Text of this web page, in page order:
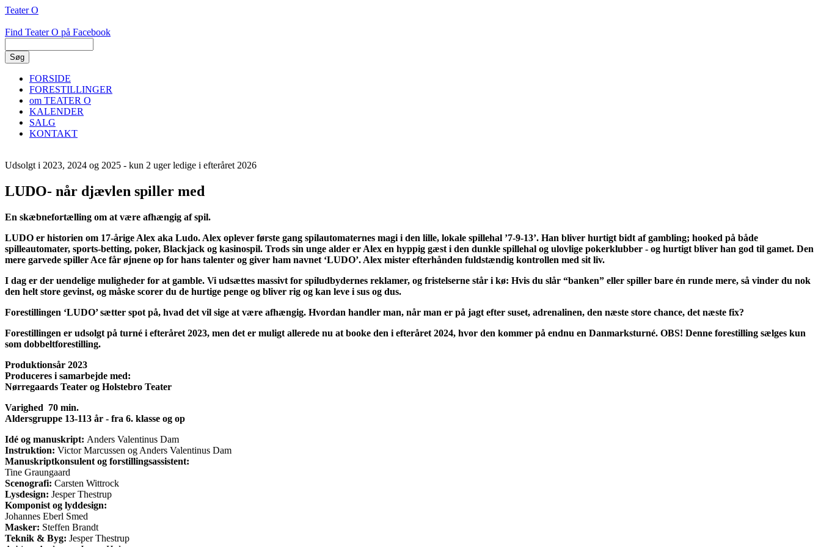
Gå
hovedindhold
Teater O
Find Teater O på Facebook
Primær
navigation
FORSIDE
FORESTILLINGER
om TEATER O
KALENDER
SALG
KONTAKT
Udsolgt i 2023, 2024 og 2025 - kun 2 uger ledige i efteråret 2026
LUDO- når djævlen spiller med
En skæbnefortælling om at være afhængig af spil.
LUDO er historien om 17-årige Alex aka Ludo. Alex oplever første gang spilautomaternes magi i den lille, lokale spillehal ’7-9-13’. Han bliver hurtigt bidt af gambling; hooked på både
spilleautomater, sports-betting, poker, Blackjack og kasinospil. Trods sin unge alder er Alex en hyppig gæst i den dunkle spillehal og ulovlige pokerklubber - og hurtigt bliver han god til gamet. Den
mere garvede spiller Ace får øjnene op for hans talenter og giver ham navnet ‘LUDO’. Alex mister efterhånden fuldstændig kontrollen med sit liv.
I dag er der uendelige muligheder for at gamble. Vi udsættes massivt for spiludbydernes reklamer, og fristelserne står i kø: Hvis du slår “banken” eller spiller bare én runde mere, så vinder du nok
den helt store gevinst, og måske scorer du de hurtige penge og bliver rig og kan leve i sus og dus.
Forestillingen ‘LUDO’ sætter spot på, hvad det vil sige at være afhængig. Hvordan handler man, når man er på jagt efter suset, adrenalinen, den næste store chance, det næste fix?
Forestillingen er udsolgt på turné i efteråret 2023, men det er muligt allerede nu at booke den i efteråret 2024, hvor den kommer på endnu en Danmarksturné. OBS! Denne forestilling sælges kun
som dobbeltforestilling.
Produktionsår 2023
Produceres i samarbejde med:
Nørregaards Teater og Holstebro Teater
Varighed 70 min.
Aldersgruppe 13-113 år - fra 6. klasse og op
Idé og manuskript: Anders Valentinus Dam
Instruktion: Victor Marcussen og Anders Valentinus Dam
Manuskriptkonsulent og forstillingsassistent:
Tine Graungaard
Scenografi: Carsten Wittrock
Lysdesign: Jesper Thestrup
Komponist og lyddesign:
Johannes Eberl Smed
Masker: Steffen Brandt
Teknik & Byg: Jesper Thestrup